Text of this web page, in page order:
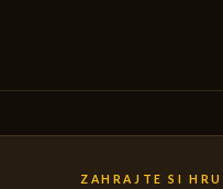
ZAHRAJTE SI HRU